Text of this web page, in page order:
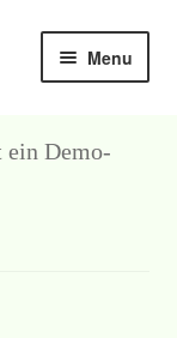
Menu
Demo-